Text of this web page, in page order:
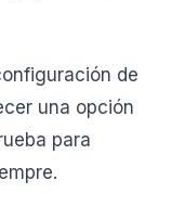
de
una opción
para